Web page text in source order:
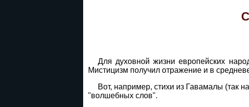
Для духовной жизни европейских
Мистицизм получил отражение и в
Вот, например, стихи из Гавамалы (так
"волшебных слов".